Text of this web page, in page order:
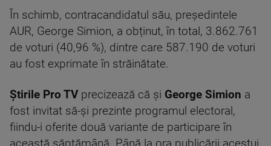
În schimb, contracandidatul său, președintele
AUR, George Simion, a obținut, în total, 3.862.761
de voturi (40,96 %), dintre care 587.190 de voturi
au fost exprimate în străinătate.
Știrile Pro TV precizează că și George Simion a
fost invitat să-și prezinte programul electoral,
fiindu-i oferite două variante de participare în